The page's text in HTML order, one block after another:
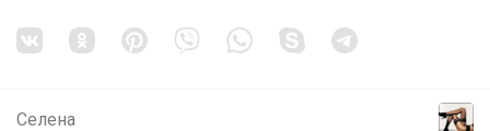
Селена